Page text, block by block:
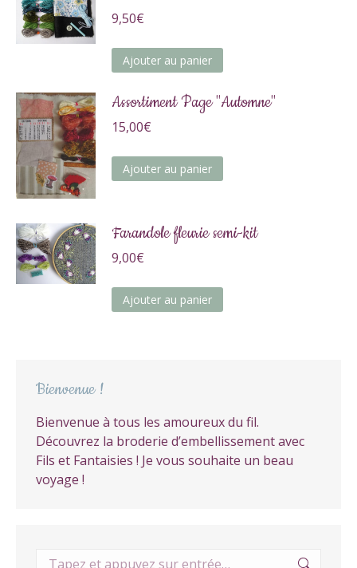
9,50€
Ajouter au panier
Assortiment Page "Automne"
15,00€
Ajouter au panier
Farandole fleurie semi-kit
9,00€
Ajouter au panier
Bienvenue !
Bienvenue à tous les amoureux du fil.
Découvrez la broderie d’embellissement avec
Fils et Fantaisies ! Je vous souhaite un beau
voyage !
Recherche